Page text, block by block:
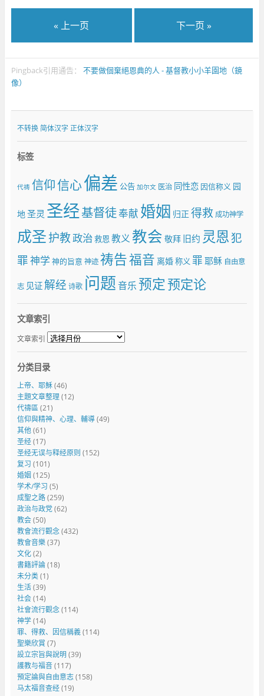
« 上一页 下一页 »
Pingback引用通告：不要做個棄絕恩典的人 - 基督教小小羊園地（鏡
像）
不转换 简体汉字 正体汉字
标签
代祷 信仰信心偏差 公告 加尔文 医治 同性恋 因信称义 园
地 圣灵 圣经基督徒奉献 婚姻 归正 得救 成功神学
成圣护教政治救恩 教义 教会 敬拜 旧约 灵恩犯
罪神学 神的旨意 神迹 祷告福音 离婚称义 罪 耶稣 自由意
志 见证解经 诗歌 问题音乐预定预定论
文章索引
文章索引
分类目录
上帝、耶穌(46)
主題文章整理(12)
代禱區(21)
信仰與精神、心理、輔導(49)
其他(61)
圣经(17)
圣经无误与释经原则 (152)
复习 (101)
婚姻 (125)
学术/学习 (5)
成聖之路(259)
政治与政党(62)
教会(50)
教會流行觀念(432)
教會音樂(37)
文化(2)
書籍評論(18)
未分类(1)
生活(39)
社会(14)
社會流行觀念(114)
神学(14)
罪、得救、因信稱義(114)
聖樂欣賞 (7)
設立宗旨與說明 (39)
護教与福音(117)
預定論與自由意志(158)
马太福音查经(19)